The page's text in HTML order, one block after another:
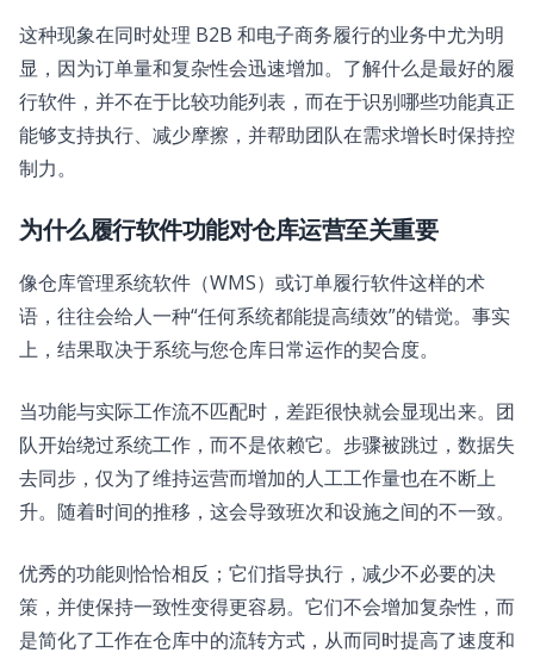
这种现象在同时处理 B2B 和电子商务履行的业务中尤为明
显，因为订单量和复杂性会迅速增加。了解什么是最好的履
行软件，并不在于比较功能列表，而在于识别哪些功能真正
能够支持执行、减少摩擦，并帮助团队在需求增长时保持控
制力。
为什么履行软件功能对仓库运营至关重要
像仓库管理系统软件（WMS）或订单履行软件这样的术
语，往往会给人一种“任何系统都能提高绩效”的错觉。事实
上，结果取决于系统与您仓库日常运作的契合度。
当功能与实际工作流不匹配时，差距很快就会显现出来。团
队开始绕过系统工作，而不是依赖它。步骤被跳过，数据失
去同步，仅为了维持运营而增加的人工工作量也在不断上
升。随着时间的推移，这会导致班次和设施之间的不一致。
优秀的功能则恰恰相反；它们指导执行，减少不必要的决
策，并使保持一致性变得更容易。它们不会增加复杂性，而
是简化了工作在仓库中的流转方式，从而同时提高了速度和